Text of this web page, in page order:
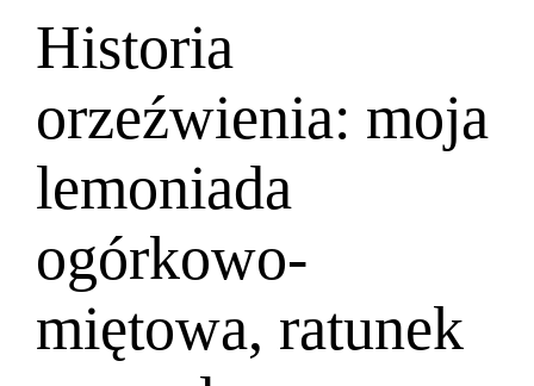
Historia
orzeźwienia: moja
lemoniada
ogórkowo-
miętowa, ratunek